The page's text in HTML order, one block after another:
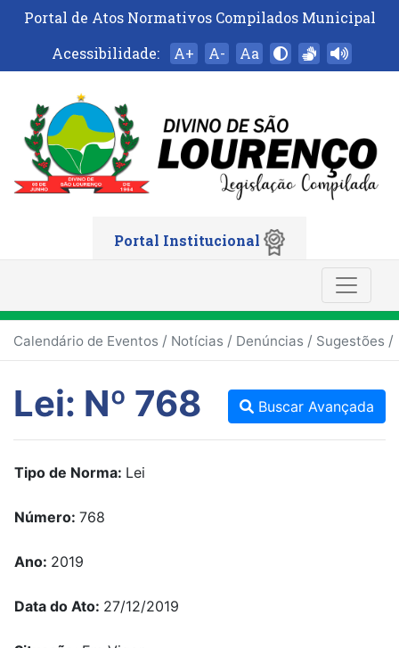
Portal de Atos Normativos Compilados Municipal
Acessibilidade:
A+ A- Aa
Portal Institucional
Calendário de Eventos / Notícias / Denúncias / Sugestões /
Lei: Nº 768 Buscar Avançada
Tipo de Norma: Lei
Número: 768
Ano: 2019
Data do Ato: 27/12/2019